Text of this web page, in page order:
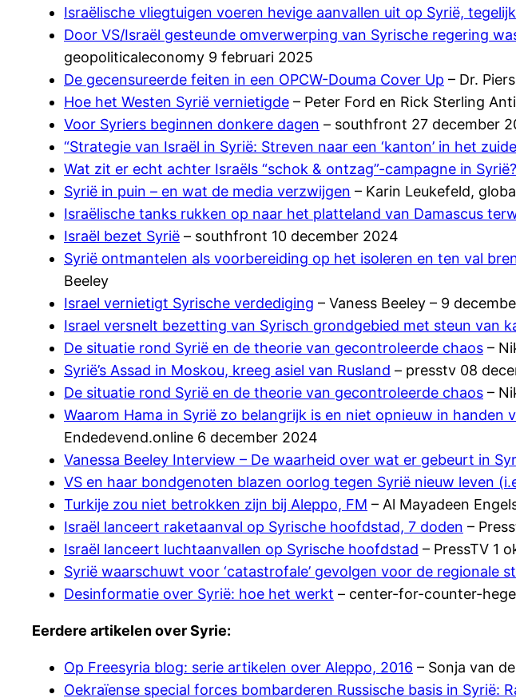
Israëlische vliegtuigen voeren hevige aanvallen uit op Syrië,
Door VS/Israël gesteunde omverwerping van Syrische regering
geopoliticaleconomy 9 februari 2025
De gecensureerde feiten in een OPCW-Douma Cover Up – Dr.
Hoe het Westen Syrië vernietigde – Peter Ford en Rick Sterling
Voor Syriers beginnen donkere dagen – southfront 27 december
“Strategie van Israël in Syrië: Streven naar een ‘kanton’ in het
Wat zit er echt achter Israëls “schok & ontzag”-campagne in Syrië?
Syrië in puin – en wat de media verzwijgen – Karin Leukefeld,
Israëlische tanks rukken op naar het platteland van Damascus
Israël bezet Syrië – southfront 10 december 2024
Syrië ontmantelen als voorbereiding op het isoleren en ten val
Beeley
Israel vernietigt Syrische verdediging – Vaness Beeley – 9
Israel versnelt bezetting van Syrisch grondgebied met steun van
De situatie rond Syrië en de theorie van gecontroleerde chaos –
Syrië’s Assad in Moskou, kreeg asiel van Rusland – presstv 08
De situatie rond Syrië en de theorie van gecontroleerde chaos –
Waarom Hama in Syrië zo belangrijk is en niet opnieuw in handen
Endedevend.online 6 december 2024
Vanessa Beeley Interview – De waarheid over wat er gebeurt in
VS en haar bondgenoten blazen oorlog tegen Syrië nieuw leven
Turkije zou niet betrokken zijn bij Aleppo, FM – Al Mayadeen
Israël lanceert raketaanval op Syrische hoofdstad, 7 doden –
Israël lanceert luchtaanvallen op Syrische hoofdstad – PressTV 1
Syrië waarschuwt voor ‘catastrofale’ gevolgen voor de regionale
Desinformatie over Syrië: hoe het werkt – center-for-counter-
Eerdere artikelen over Syrie:
Op Freesyria blog: serie artikelen over Aleppo, 2016 – Sonja van
Oekraïense special forces bombarderen Russische basis in Syrië: